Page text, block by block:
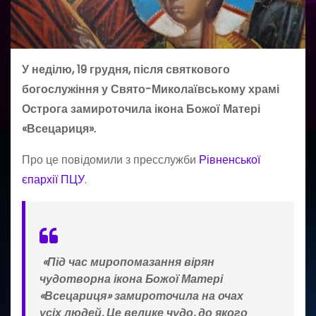
У неділю, 19 грудня, після святкового
богослужіння у Свято-Миколаївському храмі
Острога замироточила ікона Божої Матері
«Всецариця».
Про це повідомили з пресслужби Рівненської
єпархії ПЦУ.
«Під час миропомазання вірян
чудотворна ікона Божої Матері
«Всецариця» замироточила на очах
усіх людей. Це велике чудо, до якого